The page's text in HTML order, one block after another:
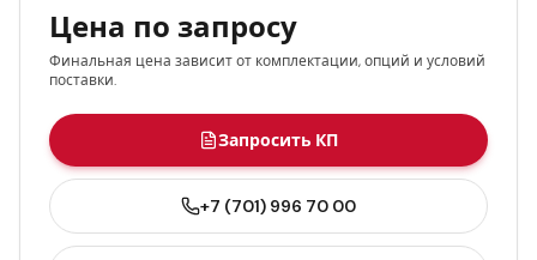
Цена по запросу
Финальная цена зависит от комплектации, опций и условий
поставки.
Запросить КП
+7 (701) 996 70 00